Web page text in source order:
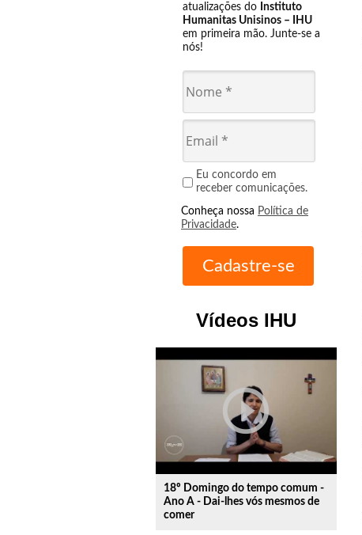
atualizações do Instituto
Humanitas Unisinos – IHU
em primeira mão. Junte-se a
nós!
Eu concordo em
receber comunicações.
Conheça nossa Política de
Privacidade.
Vídeos IHU
play_circle_outline
18º Domingo do tempo comum -
Ano A - Dai-lhes vós mesmos de
comer